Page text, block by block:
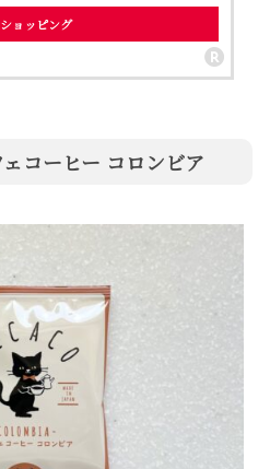
ョッピング
コーヒー コロンビア